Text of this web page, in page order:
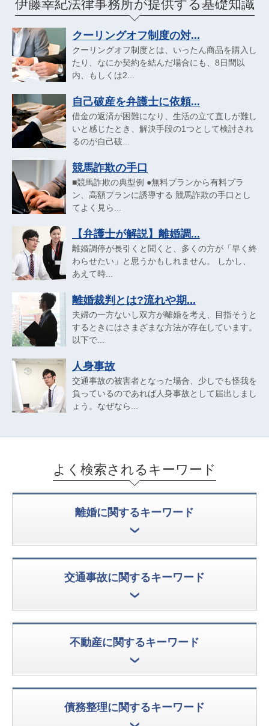
伊藤幸紀法律事務所が提供する基礎知識
クーリングオフ制度の対...
クーリングオフ制度とは、いったん商品を購入し
たり、なにか契約を結んだ場合にも、8日間以
内、もしくは2...
自己破産を弁護士に依頼...
借金の返済が困難になり、生活の立て直しが難し
いと感じたとき、解決手段の1つとして検討され
るのが自己破...
競馬詐欺の手口
■競馬詐欺の典型例 ●無料プランから有料プラ
ン、高額プランに誘導する 競馬詐欺の手口とし
てよく見ら...
【弁護士が解説】離婚調...
離婚調停が長引くと聞くと、多くの方が「早く終
わらせたい」と思うかもしれません。 しかし、
あえて時...
離婚裁判とは?流れや期...
夫婦の一方ないし双方が離婚を考え、目指そうと
するときにはさまざまな方法が存在しています。
以下で...
人身事故
交通事故の被害者となった場合、少しでも怪我を
負っているのであれば人身事故として届出しまし
ょう。なぜなら...
よく検索されるキーワード
離婚に関するキーワード
交通事故に関するキーワード
不動産に関するキーワード
債務整理に関するキーワード